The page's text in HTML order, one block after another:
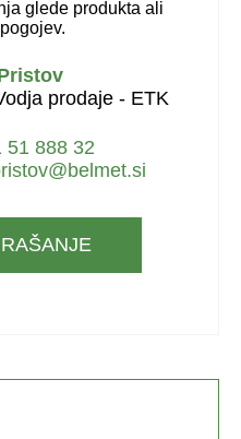
glede produkta ali
prodaje - ETK
51 888 32